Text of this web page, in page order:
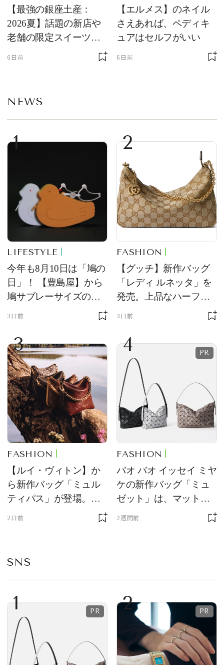
【最強の銀座土産：
2026夏】話題の新店や
老舗の限定スイーツを
ゲット【＃SPURおやつ
6日前
【エルメス】のネイル
さえあれば、ペディキ
ュアはセルフがいい
6日前
NEWS
1
LIFESTYLE
今年も8月10日は「鳩の
日」！ 【豊島屋】から
鳩サブレーサイズのポ
ーチ「はとっこ」を限
3日前
2
FASHION
【グッチ】新作バッグ
「レディ ルネッタ」を
発売。上品なハーフム
ーン型がスタイリング
3日前
3
FASHION
【ルイ・ヴィトン】か
ら新作バッグ「ミュル
ティパス」が登場。ミ
ニサイズもラインナッ
2日前
4
FASHION
バオ バオ イッセイ ミヤ
ケの新作バッグ「ミュ
ゼット」は、マットな
2週間前
SNS
1 2